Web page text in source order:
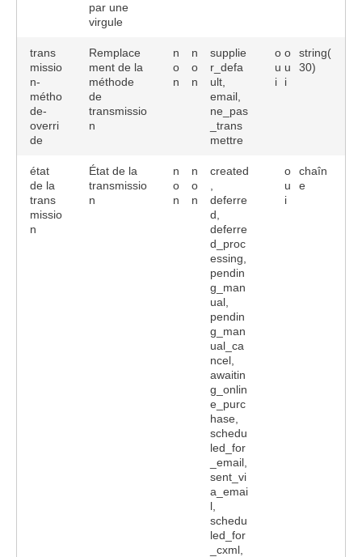
par une
virgule
trans
missio
n-
métho
de-
overri
de
Remplace
ment de la
méthode
de
transmissio
n
n
o
n
n
o
n
supplie
r_defa
ult,
email,
ne_pas
_trans
mettre
o
u
i
o
u
i
string(
30)
état
de la
trans
missio
n
État de la
transmissio
n
n
o
n
n
o
n
created
deferre
d,
deferre
d_proc
essing,
pendin
g_man
ual,
pendin
g_man
ual_ca
ncel,
awaitin
g_onlin
e_purc
hase,
schedu
led_for
_email,
sent_vi
a_emai
l,
schedu
led_for
_cxml,
o
u
i
chaîn
e